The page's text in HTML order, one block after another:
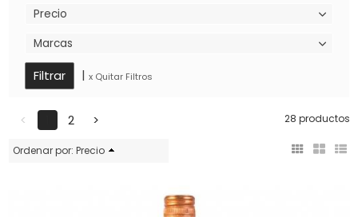
Precio
Marcas
| x Quitar Filtros
< 2 > 28 productos
Ordenar por: Precio